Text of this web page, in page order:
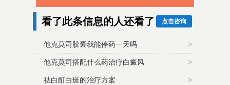
点击咨询
看了此条信息的人还看了
他克莫司胶囊我能停药一天吗 >
他克莫司搭配什么药治疗白癜风 >
祛白酊白斑的治疗方案 >